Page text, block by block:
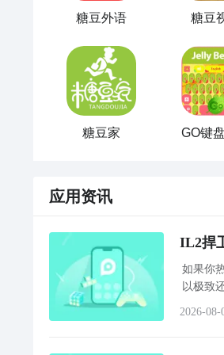
糖豆外语 糖豆
糖豆家 GO键
应用资讯
IL2捍
如果你
以极致
2026-08-